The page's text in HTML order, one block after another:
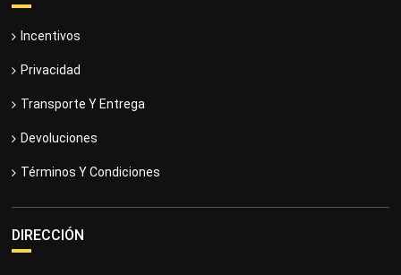
Incentivos
Privacidad
Transporte Y Entrega
Devoluciones
Términos Y Condiciones
DIRECCIÓN